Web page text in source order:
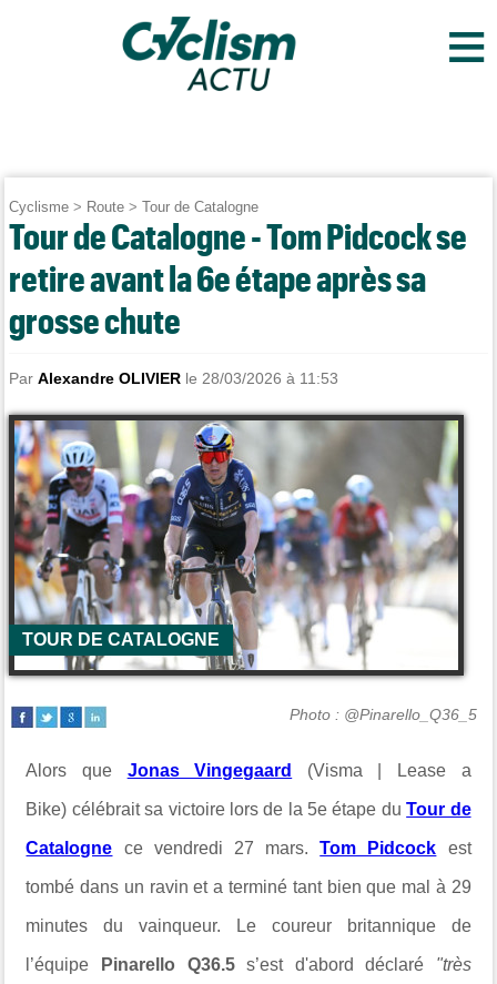
≡
Cyclisme > Route >Tour de Catalogne
Tour de Catalogne - Tom Pidcock se
retire avant la 6e étape après sa
grosse chute
ParAlexandre OLIVIER le 28/03/2026 à 11:53
TOUR DE CATALOGNE
Photo : @Pinarello_Q36_5
Alors que Jonas Vingegaard (Visma | Lease a
Bike) célébrait sa victoire lors de la 5e étape duTour de
Catalogne ce vendredi 27 mars.Tom Pidcock est
tombé dans un ravin et a terminé tant bien que mal à 29
minutes du vainqueur. Le coureur britannique de
l’équipe Pinarello Q36.5s’est d'abord déclaré "très